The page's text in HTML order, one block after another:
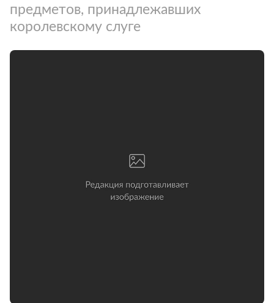
предметов, принадлежавших
королевскому слуге